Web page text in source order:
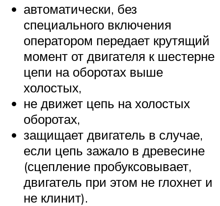
автоматически, без
специального включения
оператором передает крутящий
момент от двигателя к шестерне
цепи на оборотах выше
холостых,
не движет цепь на холостых
оборотах,
защищает двигатель в случае,
если цепь зажало в древесине
(сцепление пробуксовывает,
двигатель при этом не глохнет и
не клинит).